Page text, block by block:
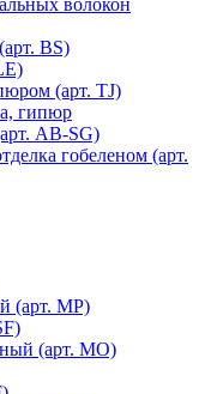
волокон
BS)
(арт. TJ)
гипюр
AB-SG)
гобеленом (арт.
(арт. MР)
(арт. MO)